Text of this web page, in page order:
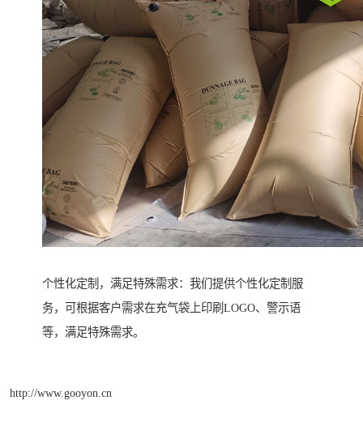
个性化定制，满足特殊需求：我们提供个性化定制服
务，可根据客户需求在充气袋上印刷LOGO、警示语
等，满足特殊需求。
http://www.gooyon.cn